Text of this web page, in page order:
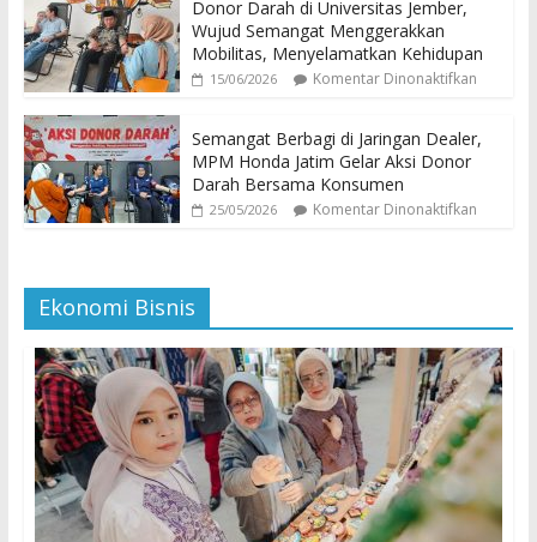
Donor Darah di Universitas Jember,
Wujud Semangat Menggerakkan
Mobilitas, Menyelamatkan Kehidupan
15/06/2026 Komentar Dinonaktifkan
Semangat Berbagi di Jaringan Dealer,
MPM Honda Jatim Gelar Aksi Donor
Darah Bersama Konsumen
25/05/2026 Komentar Dinonaktifkan
Ekonomi Bisnis